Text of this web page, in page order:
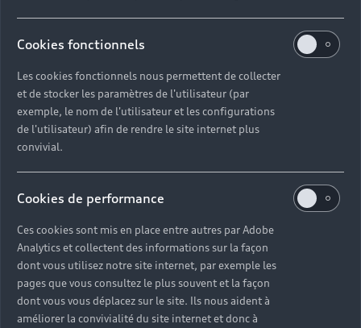
Cookies fonctionnels
Les cookies fonctionnels nous permettent de collecter
et de stocker les paramètres de l'utilisateur (par
exemple, le nom de l'utilisateur et les configurations
de l'utilisateur) afin de rendre le site internet plus
convivial.
Cookies de performance
Ces cookies sont mis en place entre autres par Adobe
Analytics et collectent des informations sur la façon
dont vous utilisez notre site internet, par exemple les
pages que vous consultez le plus souvent et la façon
dont vous vous déplacez sur le site. Ils nous aident à
améliorer la convivialité du site internet et donc à